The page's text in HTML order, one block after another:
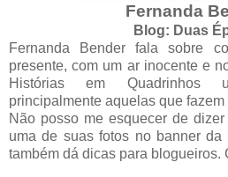
Fernanda
Blog: Duas
Fernanda Bender fala sobre
presente, com um ar inocente e
Histórias em Quadrinhos
principalmente aquelas que
Não posso me esquecer de
uma de suas fotos no banner
também dá dicas para blogueiros.